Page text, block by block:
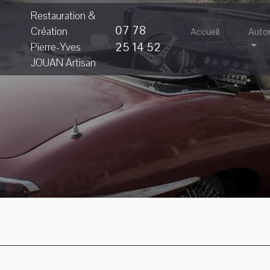
Restauration &
Création
Pierre-Yves
JOUAN Artisan
07 78
25 14 52
Accueil